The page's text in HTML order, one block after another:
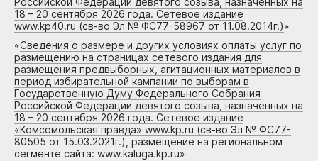
18 – 20 сентября 2026 года. Сетевое издание
www.kp40.ru (св-во Эл № ФС77-58967 от 11.08.2014г.)»
«Сведения о размере и других условиях оплаты услуг по
размещению на страницах сетевого издания для
размещения предвыборных, агитационных материалов в
период избирательной кампании по выборам в
Государственную Думу Федерального Собрания
Российской Федерации девятого созыва, назначенных на
18 – 20 сентября 2026 года. Сетевое издание
«Комсомольская правда» www.kp.ru (св-во Эл № ФС77-
80505 от 15.03.2021г.), размещение на региональном
сегменте сайта: www.kaluga.kp.ru»